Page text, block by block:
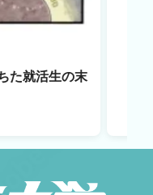
た就活生の末